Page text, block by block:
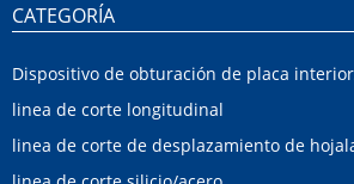
CATEGORÍA
linea de corte longitudinal
linea de corte de desplazamiento de